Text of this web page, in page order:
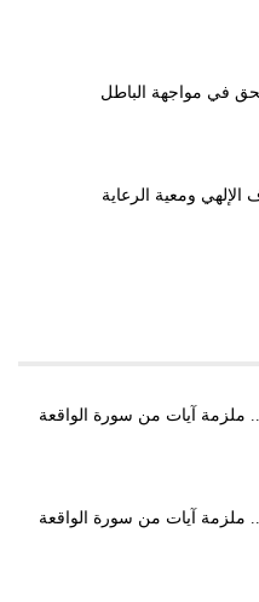
في مواجهة الباطل
ومعية الرعاية
ملزمة آيات من سورة الواقعة
ملزمة آيات من سورة الواقعة